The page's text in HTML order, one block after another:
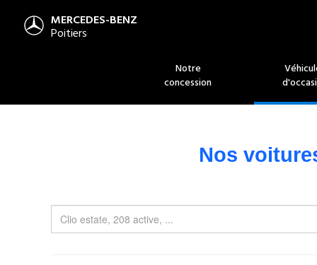
MERCEDES-BENZ
Poitiers
Notre
concession
Nos